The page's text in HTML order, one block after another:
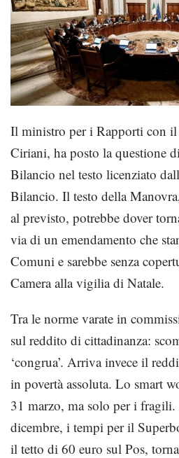
Il ministro per i Rapporti con il
Ciriani, ha posto la questione
Bilancio nel testo licenziato
Bilancio. Il testo della
al previsto, potrebbe dover
via di un emendamento che
Comuni e sarebbe senza
Camera alla vigilia di Natale.
Tra le norme varate in
sul reddito di cittadinanza:
‘congrua’. Arriva invece il
in povertà assoluta. Lo smart
31 marzo, ma solo per i fragili.
dicembre, i tempi per il
il tetto di 60 euro sul Pos,